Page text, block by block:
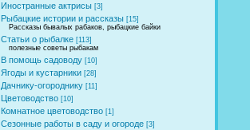
Иностранные актрисы [3]
Рыбацкие истории и рассказы [15]
Рассказы бывалых рабаков, рыбацкие байки
Статьи о рыбалке [113]
полезные советы рыбакам
В помощь садоводу [10]
Ягоды и кустарники [28]
Дачнику-огороднику [11]
Цветоводство [10]
Комнатное цветоводство [1]
Сезонные работы в саду и огороде [3]